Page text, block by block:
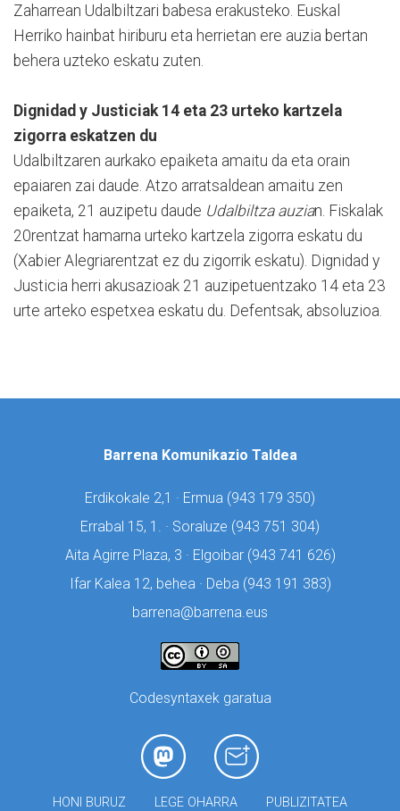
Zaharrean Udalbiltzari babesa erakusteko. Euskal
Herriko hainbat hiriburu eta herrietan ere auzia bertan
behera uzteko eskatu zuten.
Dignidad y Justiciak 14 eta 23 urteko kartzela
zigorra eskatzen du
Udalbiltzaren aurkako epaiketa amaitu da eta orain
epaiaren zai daude. Atzo arratsaldean amaitu zen
epaiketa, 21 auzipetu daude Udalbiltza auzian. Fiskalak
20rentzat hamarna urteko kartzela zigorra eskatu du
(Xabier Alegriarentzat ez du zigorrik eskatu). Dignidad y
Justicia herri akusazioak 21 auzipetuentzako 14 eta 23
urte arteko espetxea eskatu du. Defentsak, absoluzioa.
Barrena Komunikazio Taldea
Erdikokale 2,1 · Ermua (943 179 350)
Errabal 15, 1. · Soraluze (943 751 304)
Aita Agirre Plaza, 3 · Elgoibar (943 741 626)
Ifar Kalea 12, behea · Deba (943 191 383)
barrena@barrena.eus
Codesyntaxek garatua
HONI BURUZ LEGE OHARRA PUBLIZITATEA